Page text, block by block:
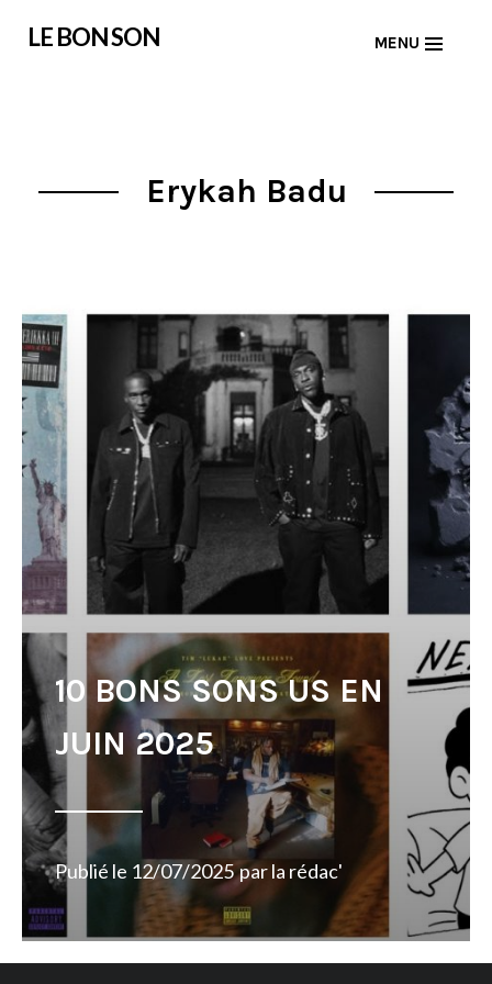
LE BON SON MENU
Erykah Badu
10 BONS SONS US EN
JUIN 2025
Publié le 12/07/2025 parla rédac'